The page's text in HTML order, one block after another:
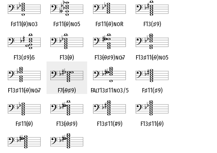
F♯11(♭9)no3 F♯11(♭9)no5 F♯11(♭9)noR F13(♯9)
F13(♯9)♭5 F13(♭9) F13(♭9♯9)no♭7 F13♯11(♭9)no5
F13♯11(♭9)no♭7 F7(♭9♯9) FAlt13♯11no3/5 F♯11(♯9)
F♯11(♭9) F13(♭9♯9) F13♯11(#9) F13♯11(♭9)